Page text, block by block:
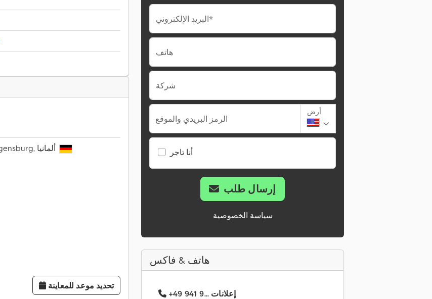
تحديد موعد للمعاينة
البريد الإلكتروني*
هاتف
شركة
الرمز البريدي والموقع
أرض
أنا تاجر
إرسال طلب
سياسة الخصوصية
هاتف & فاكس
+49 941 9... إعلانات